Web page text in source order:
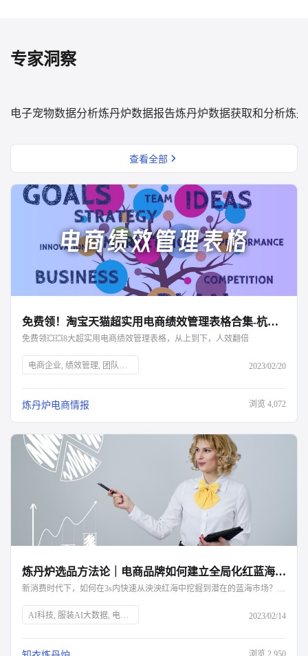
专家洞察
电子宠物数据分析炼丹炉数据报告炼丹炉数据获取和分析炼
查看全部
免费领！淘宝天猫超实用电商绩效管理表格合集-杭州知衣科技
免费领💥💥8大超实用电商绩效管理表格，从上到下，人效翻倍
电商企业, 绩效管理, 团队效率, 组织目标, 考核维度, 薪酬体系, 奖惩机制, 知衣科技, AI大数据, 服装AI, 绩效考核, KPI设置, 客服晋升, 运营薪酬, 电商数据 2023/02/20
炼丹炉电商情报 浏览 4,072
炼丹炉选品方法论｜电商品牌如何建立全局化红蓝海分析模型？-杭州知衣科技
新消费时代下，如何在3s内快速从泱泱红海中挖掘到潜在的蓝海市场？完整的红蓝海分析模型看这里
AI科技, 服装AI大数据, 电商行业, 红蓝海分析, 市场竞争, 蓝海市场, 纂丹炉, 数据分析, 新兴行业, 市场容量, 销售趋势, 品牌格局, 价格分析, 细分类目, 消费需求, 产品属性, 盈亏平衡点, 生意增量 2023/02/14
浏览 2,950